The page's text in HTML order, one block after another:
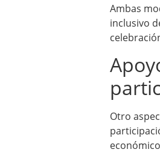
Ambas
inclusivo
Otro